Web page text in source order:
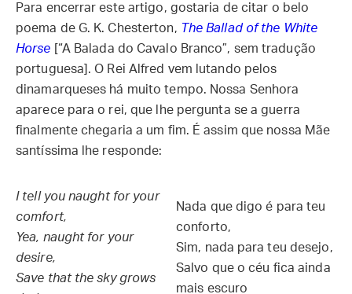
Para encerrar este artigo, gostaria de citar o belo
poema de G. K. Chesterton, The Ballad of the White
Horse [“A Balada do Cavalo Branco”, sem tradução
portuguesa]. O Rei Alfred vem lutando pelos
dinamarqueses há muito tempo. Nossa Senhora
aparece para o rei, que lhe pergunta se a guerra
finalmente chegaria a um fim. É assim que nossa Mãe
santíssima lhe responde:
I tell you naught for your
comfort,
Yea, naught for your
desire,
Save that the sky grows
Nada que digo é para teu
conforto,
Sim, nada para teu desejo,
Salvo que o céu fica ainda
mais escuro